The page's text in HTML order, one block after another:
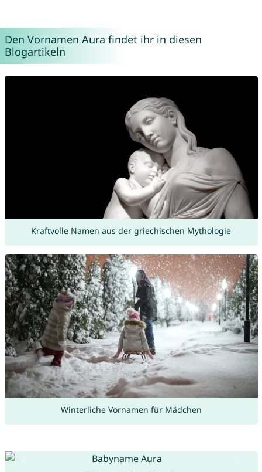
Den Vornamen Aura findet ihr in diesen
Blogartikeln
Kraftvolle Namen aus der griechischen Mythologie
Winterliche Vornamen für Mädchen